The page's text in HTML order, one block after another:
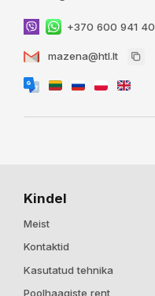
+370 600 941 40
mazena@htl.lt
Kindel
Meist
Kontaktid
Kasutatud tehnika
Poolhaagiste rent